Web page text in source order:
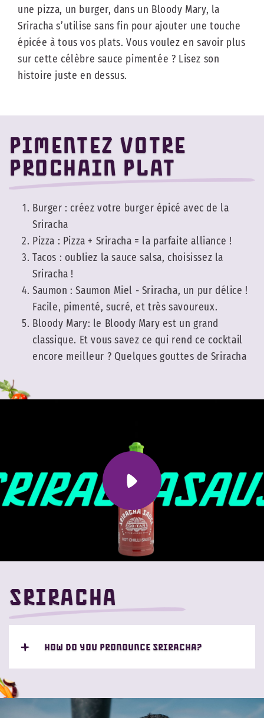
une pizza, un burger, dans un Bloody Mary, la
Sriracha s’utilise sans fin pour ajouter une touche
épicée à tous vos plats. Vous voulez en savoir plus
sur cette célèbre sauce pimentée ? Lisez son
histoire juste en dessus.
Pimentez votre
prochain plat
Burger : créez votre burger épicé avec de la
Sriracha
Pizza : Pizza + Sriracha = la parfaite alliance !
Tacos : oubliez la sauce salsa, choisissez la
Sriracha !
Saumon : Saumon Miel - Sriracha, un pur délice !
Facile, pimenté, sucré, et très savoureux.
Bloody Mary: le Bloody Mary est un grand
classique. Et vous savez ce qui rend ce cocktail
encore meilleur ? Quelques gouttes de Sriracha
Sriracha
How do you pronounce Sriracha?